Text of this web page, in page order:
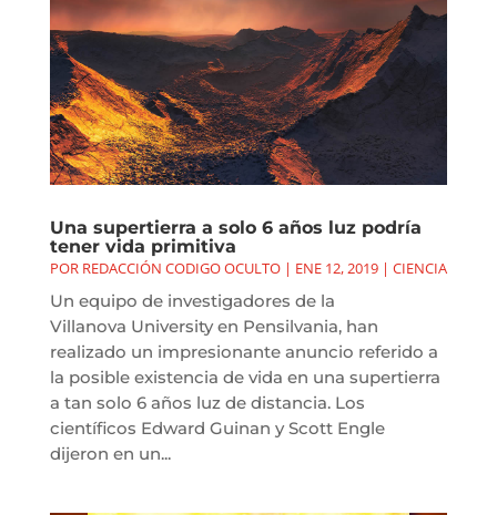
Una supertierra a solo 6 años luz podría
tener vida primitiva
POR REDACCIÓN CODIGO OCULTO| ENE 12, 2019| CIENCIA
Un equipo de investigadores de la
Villanova University en Pensilvania, han
realizado un impresionante anuncio referido a
la posible existencia de vida en una supertierra
a tan solo 6 años luz de distancia. Los
científicos Edward Guinan y Scott Engle
dijeron en un...